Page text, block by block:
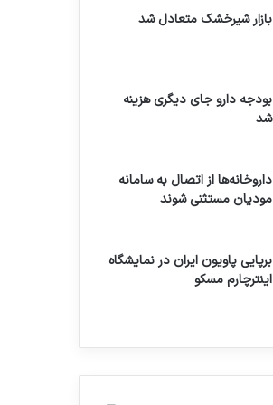
بازار شیرخشک متعادل شد
بودجه دارو جای دیگری هزینه
شد
داروخانه‌ها از اتصال به سامانه
مودیان مستثنی شوند
برپایی پاویون ایران در نمایشگاه
اینترچارم مسکو